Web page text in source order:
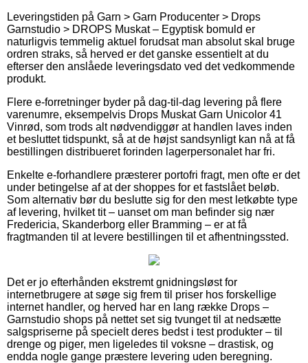
Leveringstiden på Garn > Garn Producenter > Drops
Garnstudio > DROPS Muskat – Egyptisk bomuld er
naturligvis temmelig aktuel forudsat man absolut skal bruge
ordren straks, så herved er det ganske essentielt at du
efterser den anslåede leveringsdato ved det vedkommende
produkt.
Flere e-forretninger byder på dag-til-dag levering på flere
varenumre, eksempelvis Drops Muskat Garn Unicolor 41
Vinrød, som trods alt nødvendiggør at handlen laves inden
et besluttet tidspunkt, så at de højst sandsynligt kan nå at få
bestillingen distribueret forinden lagerpersonalet har fri.
Enkelte e-forhandlere præsterer portofri fragt, men ofte er det
under betingelse af at der shoppes for et fastslået beløb.
Som alternativ bør du beslutte sig for den mest letkøbte type
af levering, hvilket tit – uanset om man befinder sig nær
Fredericia, Skanderborg eller Bramming – er at få
fragtmanden til at levere bestillingen til et afhentningssted.
Det er jo efterhånden ekstremt gnidningsløst for
internetbrugere at søge sig frem til priser hos forskellige
internet handler, og herved har en lang række Drops –
Garnstudio shops på nettet set sig tvunget til at nedsætte
salgspriserne på specielt deres bedst i test produkter – til
drenge og piger, men ligeledes til voksne – drastisk, og
endda nogle gange præstere levering uden beregning.